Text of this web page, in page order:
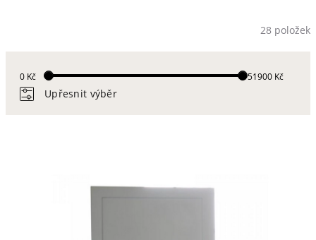
28 položek
Upřesnit výběr
0 Kč 151900 Kč